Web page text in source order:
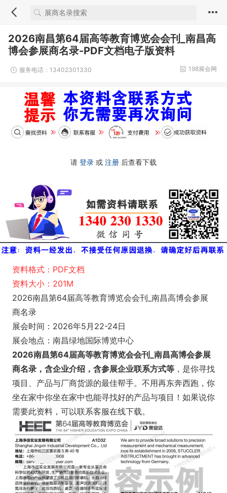
2026南昌第64届高等教育博览会会刊_南昌高
博会参展商名录-PDF文档电子版资料
服务电话：13402301330 198展会网
请 登录 或 注册 后查看下载
资料格式：PDF文档
资料大小：201M
2026南昌第64届高等教育博览会会刊_南昌高博会参展
商名录
展会时间：2026年5月22-24日
展会地点：南昌绿地国际博览中心
2026南昌第64届高等教育博览会会刊_南昌高博会参展
商名录，含企业介绍，含参展企业联系方式等 ，是你寻找
项目、产品与厂商货源的最佳帮手。不用再东奔西跑，你
坐在家中你坐在家中也能寻找好的产品与项目！如果说你
需要此资料，可以联系客服在线下载。